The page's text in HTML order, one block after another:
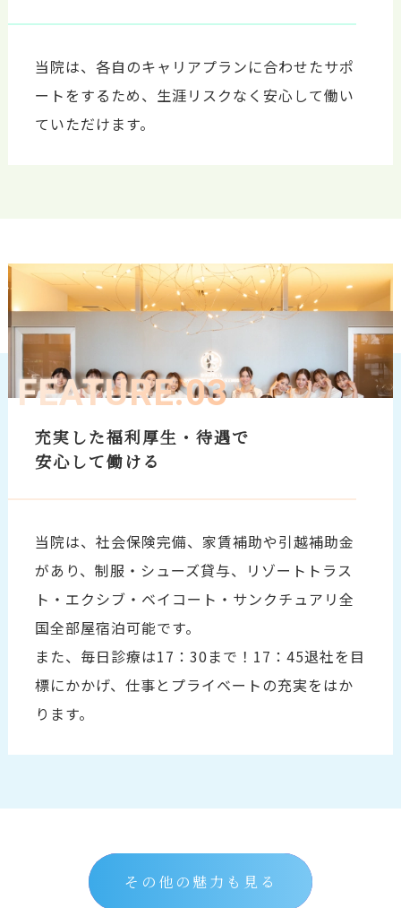
当院は、各自のキャリアプランに合わせたサポ
ートをするため、生涯リスクなく安心して働い
ていただけます。
FEATURE.03
充実した福利厚生・待遇で
安心して働ける
当院は、社会保険完備、家賃補助や引越補助金
があり、制服・シューズ貸与、リゾートトラス
ト・エクシブ・ベイコート・サンクチュアリ全
国全部屋宿泊可能です。
また、毎日診療は17：30まで！17：45退社を目
標にかかげ、仕事とプライベートの充実をはか
ります。
その他の魅力も見る